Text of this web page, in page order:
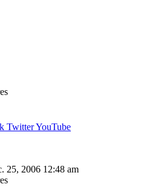
TwitterYouTube
25, 2006 12:48 am